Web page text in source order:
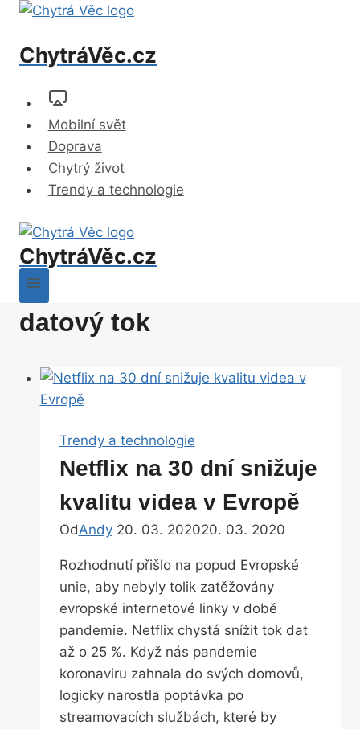
Přeskočit
obsahChytráVěc.cz
Mobilní svět
Doprava
Chytrý život
Trendy a technologie
ChytráVěc.cz
datový tok
Trendy a technologie
Netflix na 30 dní snižuje
kvalitu videa v Evropě
OdAndy 20. 03. 202020. 03. 2020
Rozhodnutí přišlo na popud Evropské
unie, aby nebyly tolik zatěžovány
evropské internetové linky v době
pandemie. Netflix chystá snížit tok dat
až o 25 %. Když nás pandemie
koronaviru zahnala do svých domovů,
logicky narostla poptávka po
streamovacích službách, které by